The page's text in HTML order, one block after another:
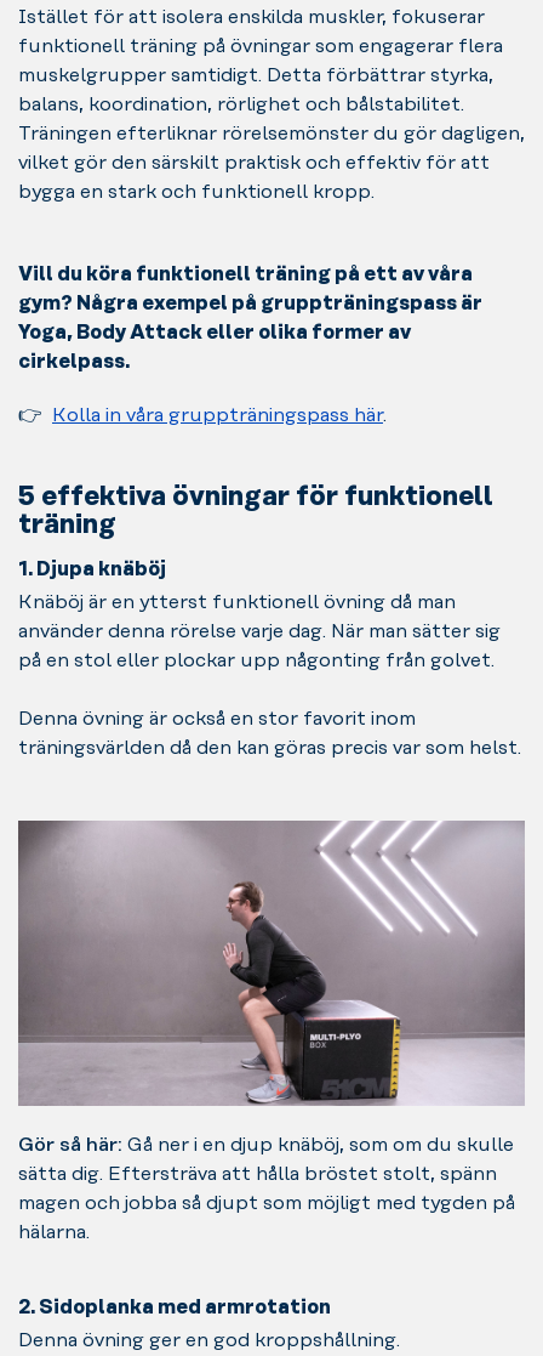
Istället för att isolera enskilda muskler, fokuserar
funktionell träning på övningar som engagerar flera
muskelgrupper samtidigt. Detta förbättrar styrka,
balans, koordination, rörlighet och bålstabilitet.
Träningen efterliknar rörelsemönster du gör dagligen,
vilket gör den särskilt praktisk och effektiv för att
bygga en stark och funktionell kropp.
Vill du köra funktionell träning på ett av våra
gym? Några exempel på gruppträningspass är
Yoga, Body Attack eller olika former av
cirkelpass.
👉 Kolla in våra gruppträningspass här.
5 effektiva övningar för funktionell
träning
1. Djupa knäböj
Knäböj är en ytterst funktionell övning då man
använder denna rörelse varje dag. När man sätter sig
på en stol eller plockar upp någonting från golvet.
Denna övning är också en stor favorit inom
träningsvärlden då den kan göras precis var som helst.
Gör så här: Gå ner i en djup knäböj, som om du skulle
sätta dig. Eftersträva att hålla bröstet stolt, spänn
magen och jobba så djupt som möjligt med tygden på
hälarna.
2. Sidoplanka med armrotation
Denna övning ger en god kroppshållning.